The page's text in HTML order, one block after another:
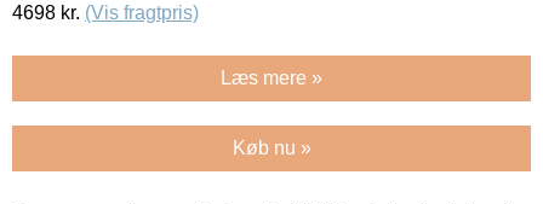
4698 kr. (Vis fragtpris)
Læs mere »
Køb nu »